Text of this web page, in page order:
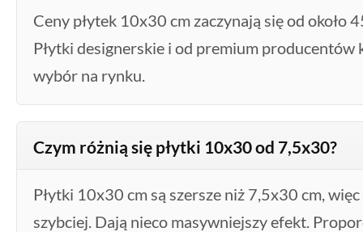
Ceny płytek 10x30 cm zaczynają się od około
Płytki designerskie i od premium producentów
wybór na rynku.
Czym różnią się płytki 10x30 od 7,5x30?
Płytki 10x30 cm są szersze niż 7,5x30 cm,
szybciej. Dają nieco masywniejszy efekt.